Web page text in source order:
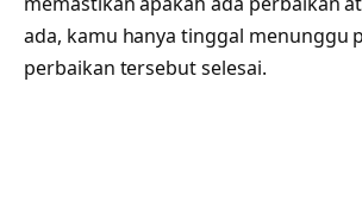
ada, kamu hanya tinggal menunggu
perbaikan tersebut selesai.